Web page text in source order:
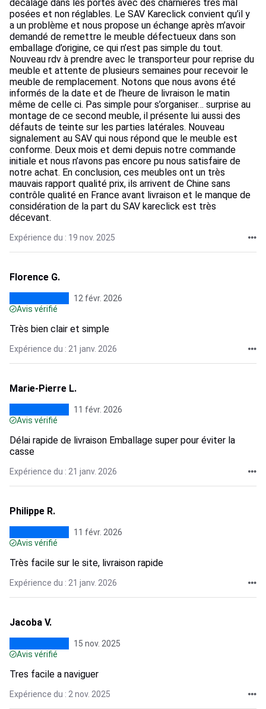
décalage dans les portes avec des charnières très mal
posées et non réglables. Le SAV Kareclick convient qu’il y
a un problème et nous propose un échange après m’avoir
demandé de remettre le meuble défectueux dans son
emballage d’origine, ce qui n’est pas simple du tout.
Nouveau rdv à prendre avec le transporteur pour reprise du
meuble et attente de plusieurs semaines pour recevoir le
meuble de remplacement. Notons que nous avons été
informés de la date et de l’heure de livraison le matin
même de celle ci. Pas simple pour s’organiser… surprise au
montage de ce second meuble, il présente lui aussi des
défauts de teinte sur les parties latérales. Nouveau
signalement au SAV qui nous répond que le meuble est
conforme. Deux mois et demi depuis notre commande
initiale et nous n’avons pas encore pu nous satisfaire de
notre achat. En conclusion, ces meubles ont un très
mauvais rapport qualité prix, ils arrivent de Chine sans
contrôle qualité en France avant livraison et le manque de
considération de la part du SAV kareclick est très
décevant.
Expérience du : 19 nov. 2025
Florence G.
12 févr. 2026
Avis vérifié
Très bien clair et simple
Expérience du : 21 janv. 2026
Marie-Pierre L.
11 févr. 2026
Avis vérifié
Délai rapide de livraison Emballage super pour éviter la
casse
Expérience du : 21 janv. 2026
Philippe R.
11 févr. 2026
Avis vérifié
Très facile sur le site, livraison rapide
Expérience du : 21 janv. 2026
Jacoba V.
15 nov. 2025
Avis vérifié
Tres facile a naviguer
Expérience du : 2 nov. 2025